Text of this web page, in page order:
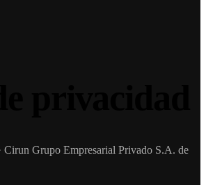
Cirun Grupo Empresarial Privado S.A. de